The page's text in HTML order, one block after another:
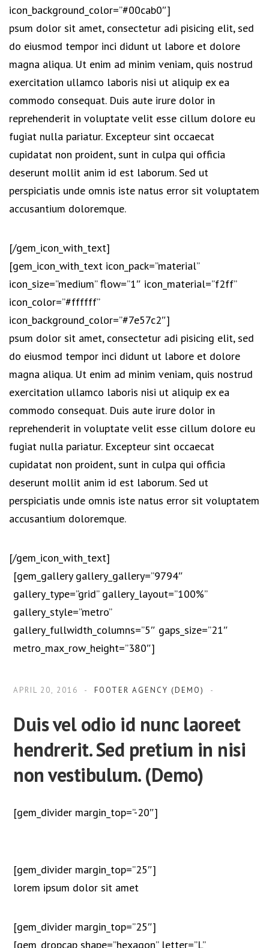
icon_background_color=”#00cab0″]
psum dolor sit amet, consectetur adi pisicing elit, sed
do eiusmod tempor inci didunt ut labore et dolore
magna aliqua. Ut enim ad minim veniam, quis nostrud
exercitation ullamco laboris nisi ut aliquip ex ea
commodo consequat. Duis aute irure dolor in
reprehenderit in voluptate velit esse cillum dolore eu
fugiat nulla pariatur. Excepteur sint occaecat
cupidatat non proident, sunt in culpa qui officia
deserunt mollit anim id est laborum. Sed ut
perspiciatis unde omnis iste natus error sit voluptatem
accusantium doloremque.
[/gem_icon_with_text]
[gem_icon_with_text icon_pack=”material”
icon_size=”medium” flow=”1″ icon_material=”f2ff”
icon_color=”#ffffff”
icon_background_color=”#7e57c2″]
psum dolor sit amet, consectetur adi pisicing elit, sed
do eiusmod tempor inci didunt ut labore et dolore
magna aliqua. Ut enim ad minim veniam, quis nostrud
exercitation ullamco laboris nisi ut aliquip ex ea
commodo consequat. Duis aute irure dolor in
reprehenderit in voluptate velit esse cillum dolore eu
fugiat nulla pariatur. Excepteur sint occaecat
cupidatat non proident, sunt in culpa qui officia
deserunt mollit anim id est laborum. Sed ut
perspiciatis unde omnis iste natus error sit voluptatem
accusantium doloremque.
[/gem_icon_with_text]
[gem_gallery gallery_gallery=”9794″
gallery_type=”grid” gallery_layout=”100%”
gallery_style=”metro”
gallery_fullwidth_columns=”5″ gaps_size=”21″
metro_max_row_height=”380″]
APRIL 20, 2016 FOOTER AGENCY (DEMO)
Duis vel odio id nunc laoreet
hendrerit. Sed pretium in nisi
non vestibulum. (Demo)
[gem_divider margin_top=”-20″]
[gem_divider margin_top=”25″]
lorem ipsum dolor sit amet
[gem_divider margin_top=”25″]
[gem_dropcap shape=”hexagon” letter=”L”